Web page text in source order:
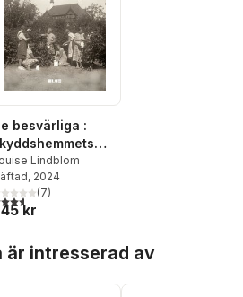
röster:
besvärliga :
flickor
Lindblom
, 2024
utav 5 stjärnor. Totalt antal röster:
(7)
kr
är intresserad av